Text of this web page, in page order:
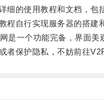
的使用教程和文档，包
自行实现服务器的搭建和
一个功能完备，界面美
保护隐私，不妨前往